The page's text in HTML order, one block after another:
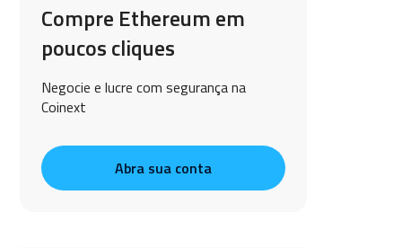
Compre Ethereum em
poucos cliques
Negocie e lucre com segurança na
Coinext
Abra sua conta